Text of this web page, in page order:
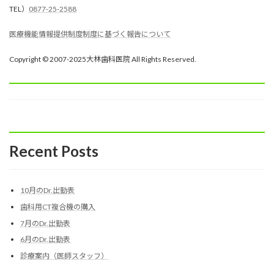
TEL） 0877-25-2588
医療機能情報提供制度制度に基づく報告について
Copyright © 2007-2025大林歯科医院 All Rights Reserved.
Recent Posts
10月のDr.出勤表
歯科用CT複合機の購入
7月のDr.出勤表
6月のDr.出勤表
診療案内（医師スタッフ）